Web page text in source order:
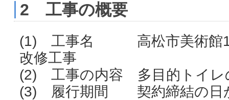
2 工事の概要
(1) 工事名 高松市美術館1
改修工事
(2) 工事の内容 多目的トイ
(3) 履行期間 契約締結の日